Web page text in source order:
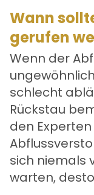
Wann
gerufen
Wenn der
schlecht
Rückstau
den
sich niemals
warten,